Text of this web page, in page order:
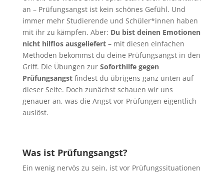
an – Prüfungsangst ist kein schönes Gefühl. Und
immer mehr Studierende und Schüler*innen haben
mit ihr zu kämpfen. Aber: Du bist deinen Emotionen
nicht hilflos ausgeliefert– mit diesen einfachen
Methoden bekommst du deine Prüfungsangst in den
Griff. Die Übungen zur Soforthilfe gegen
Prüfungsangstfindest du übrigens ganz unten auf
dieser Seite. Doch zunächst schauen wir uns
genauer an, was die Angst vor Prüfungen eigentlich
auslöst.
Was ist Prüfungsangst?
Ein wenig nervös zu sein, ist vor Prüfungssituationen